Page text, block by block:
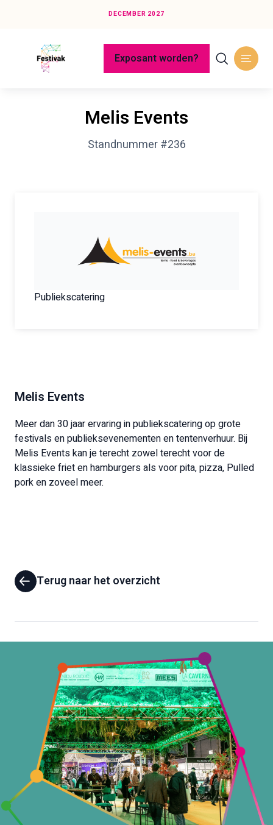
DECEMBER 2027
Exposant worden?
Melis Events
Standnummer #236
Publiekscatering
Melis Events
Meer dan 30 jaar ervaring in publiekscatering op grote
festivals en publieksevenementen en tentenverhuur. Bij
Melis Events kan je terecht zowel terecht voor de
klassieke friet en hamburgers als voor pita, pizza, Pulled
pork en zoveel meer.
Terug naar het overzicht